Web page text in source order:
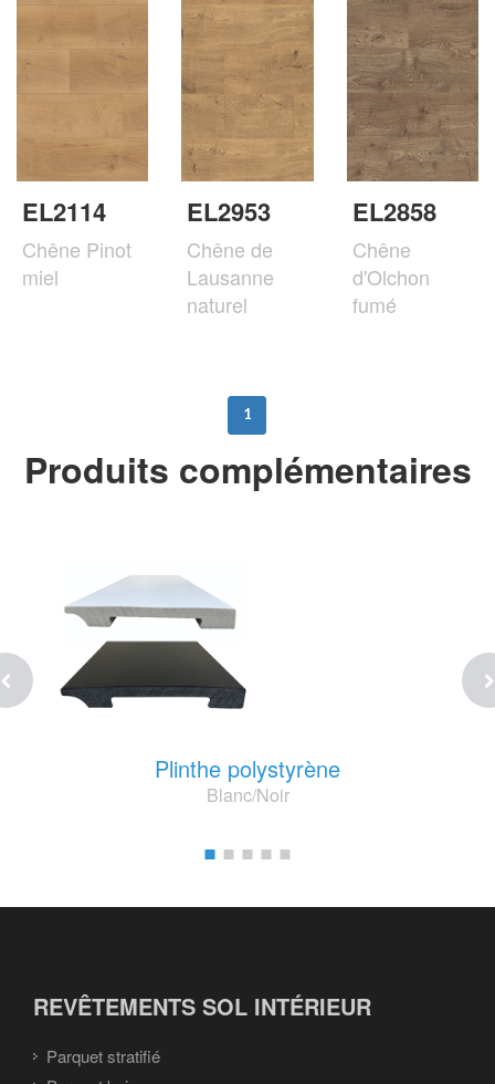
EL2114
Chêne Pinot
miel
EL2953
Chêne de
Lausanne
naturel
EL2858
Chêne
d'Olchon
fumé
1
Produits complémentaires
Plinthe polystyrène
Blanc/Noir
REVÊTEMENTS SOL INTÉRIEUR
Parquet stratifié